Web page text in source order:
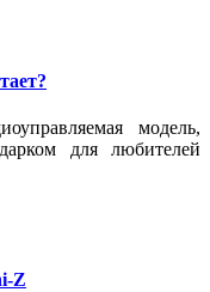
модель,
для любителей
Z